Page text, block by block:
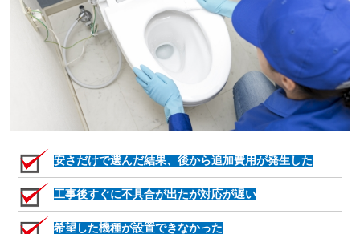
安さだけで選んだ結果、後から追加費用が発生した
工事後すぐに不具合が出たが対応が遅い
希望した機種が設置できなかった